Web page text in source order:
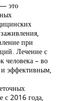
это
при
Лечение с
человека – во
и эффективным,
с 2016 года,